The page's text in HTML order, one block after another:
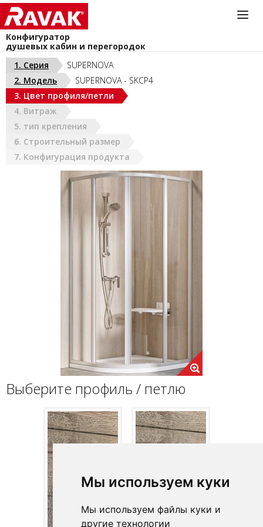
Мы используем куки
Мы используем файлы куки и
другие технологии
Конфигуратор
душевых кабин и перегородок
044-383-40-40
install@ravak.ua
Пн - Пт. 9.00 - 18.00
УКРАИНА (РУС)
1. Серия
SUPERNOVA
2. Модель
SUPERNOVA - SKCP4
3. Цвет профиля/петли
4. Витраж
5. тип крепления
6. Строительный размер
7. Конфигурация продукта
Выберите профиль / петлю